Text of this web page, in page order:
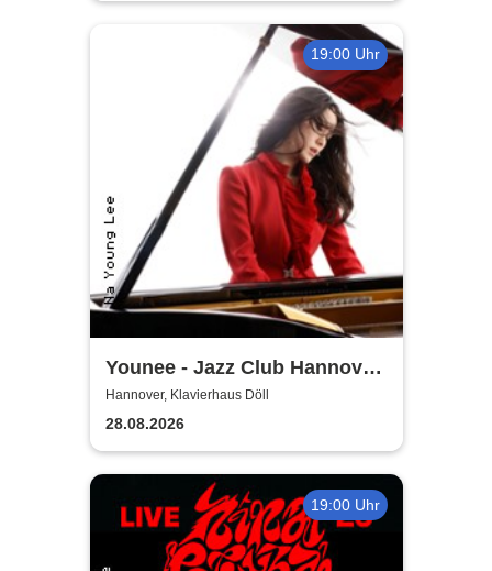
19:00 Uhr
Younee - Jazz Club Hannover
Steinway-Artist
Hannover, Klavierhaus Döll
28.08.2026
19:00 Uhr